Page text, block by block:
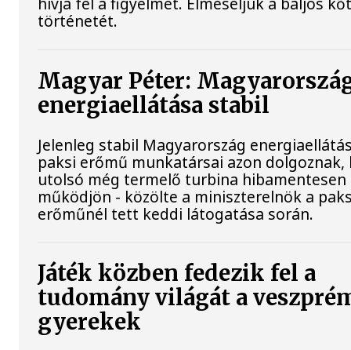
történetét.
Magyar Péter:
energiaellátása stabil
Jelenleg stabil Magyarország
paksi erőmű munkatársai azon dolgoznak,
utolsó még termelő turbina hibamentesen
működjön - közölte a miniszterelnök a
erőműnél tett keddi látogatása során.
Játék közben fedezik fel a
tudomány világát a
gyerekek